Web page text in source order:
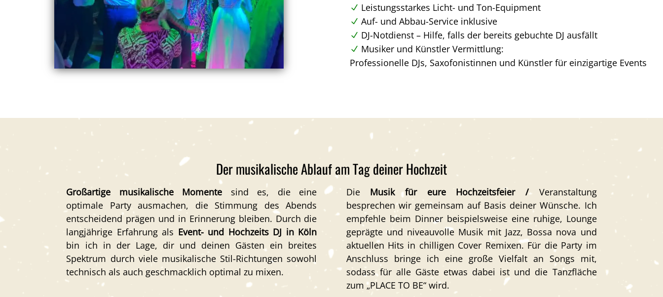
Leistungsstarkes Licht- und Ton-Equipment
Auf- und Abbau-Service inklusive
DJ-Notdienst – Hilfe, falls der bereits gebuchte DJ ausfällt
Musiker und Künstler Vermittlung:
Professionelle DJs, Saxofonistinnen und Künstler für einzigartige Events
Der musikalische Ablauf am Tag deiner Hochzeit
Großartige musikalische Momente sind es, die eine
optimale Party ausmachen, die Stimmung des Abends
entscheidend prägen und in Erinnerung bleiben. Durch die
langjährige Erfahrung als Event- und Hochzeits DJ in Köln
bin ich in der Lage, dir und deinen Gästen ein breites
Spektrum durch viele musikalische Stil-Richtungen sowohl
technisch als auch geschmacklich optimal zu mixen.
Die Musik für eure Hochzeitsfeier / Veranstaltung
besprechen wir gemeinsam auf Basis deiner Wünsche. Ich
empfehle beim Dinner beispielsweise eine ruhige, Lounge
geprägte und niveauvolle Musik mit Jazz, Bossa nova und
aktuellen Hits in chilligen Cover Remixen. Für die Party im
Anschluss bringe ich eine große Vielfalt an Songs mit,
sodass für alle Gäste etwas dabei ist und die Tanzfläche
zum „PLACE TO BE“ wird.